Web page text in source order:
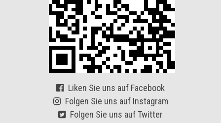
Liken Sie uns auf Facebook
Folgen Sie uns auf Instagram
Folgen Sie uns auf Twitter